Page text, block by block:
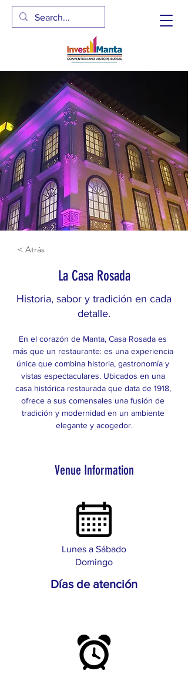
< Atrás
La Casa Rosada
Historia, sabor y tradición en cada
detalle.
En el corazón de Manta, Casa Rosada es
más que un restaurante: es una experiencia
única que combina historia, gastronomía y
vistas espectaculares. Ubicados en una
casa histórica restaurada que data de 1918,
ofrece a sus comensales una fusión de
tradición y modernidad en un ambiente
elegante y acogedor.
Venue Information
Lunes a Sábado
Domingo
Días de atención